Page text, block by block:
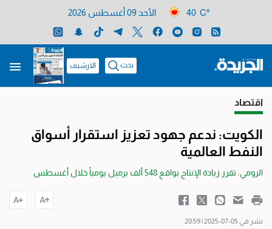
40 C° الأحد 09 أغسطس 2026
بحث الارشيف
اقتصاد
الكويت: ندعم جهود تعزيز استقرار أسواق
النفط العالمية
الرومي: تقرر زيادة الإنتاج بواقع 548 ألف برميل يومياً خلال أغسطس
نشر في 05-07-2025 | 20:59